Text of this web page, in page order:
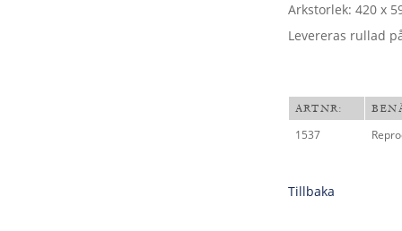
Arkstorlek: 420 x
Levereras rullad
ARTNR:
1537
Tillbaka